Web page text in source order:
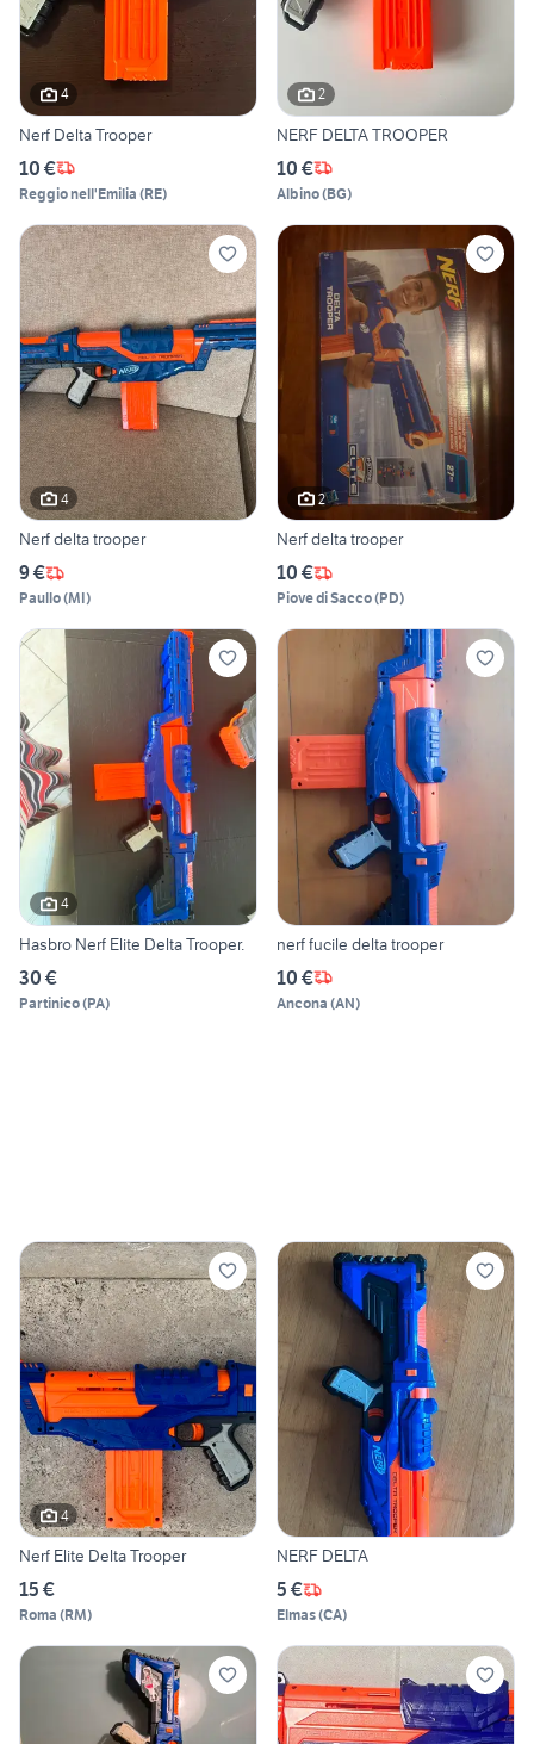
4
Nerf Delta Trooper
10 €
Reggio nell'Emilia (RE)
2
NERF DELTA TROOPER
10 €
Albino(BG)
4
Nerf delta trooper
9 €
Paullo(MI)
2
Nerf delta trooper
10 €
Piove di Sacco(PD)
4
Hasbro Nerf Elite Delta Trooper.
30 €
Partinico(PA)
nerf fucile delta trooper
10 €
Ancona (AN)
4
Nerf Elite Delta Trooper
15 €
Roma (RM)
NERF DELTA
5 €
Elmas(CA)